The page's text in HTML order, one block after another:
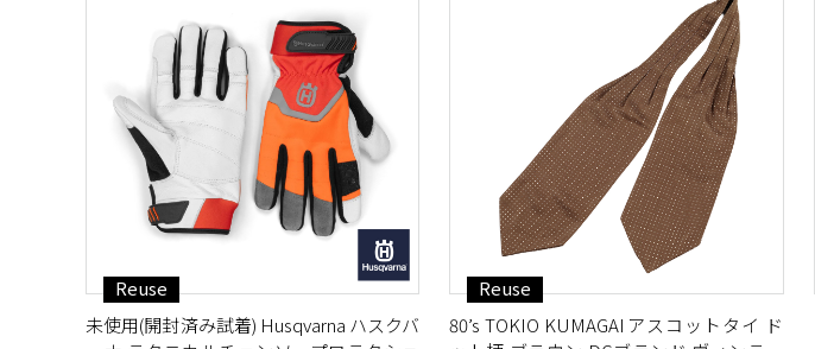
Reuse
未使用(開封済み試着) Husqvarna ハスクバ
Reuse
80’s TOKIO KUMAGAIアスコットタイ ド